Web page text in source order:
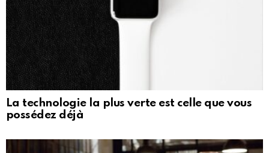
La technologie la plus verte est celle que vous
possédez déjà